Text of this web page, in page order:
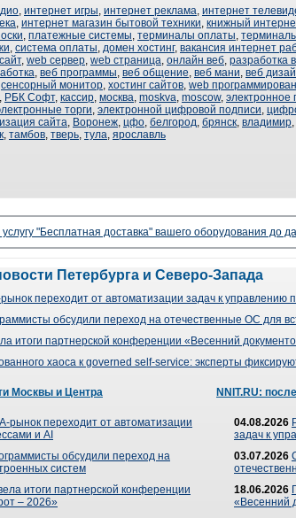
, интернет игры, интернет реклама, интернет
, интернет магазин бытовой техники, книжный
, платежные системы, терминалы оплаты,
, система оплаты, домен хостинг, вакансия интернет
, web сервер, web страница, онлайн веб, разработка
, веб программы, веб общение, веб мани, веб
сенсорный монитор, хостинг сайтов, web
, РБК Софт, кассир, москва, moskva, moscow, электронное
торги, электронной цифровой подписи,
сайта, Воронеж, цфо, белгород, брянск, владимир,
, тамбов, тверь, тула, ярославль
"Бесплатная доставка" вашего оборудования до
Петербурга и Северо-Запада
рынок переходит от автоматизации задач к управлению
обсудили переход на отечественные ОС для
итоги партнерской конференции «Весенний
хаоса к governed self-service: эксперты
Москвы и Центра
рынок переходит от автоматизации
и AI
обсудили переход на
систем
итоги партнерской конференции
– 2026»
NNIT.RU:
04.08.2026
задач к
03.07.2026
18.06.2026
«Весенний